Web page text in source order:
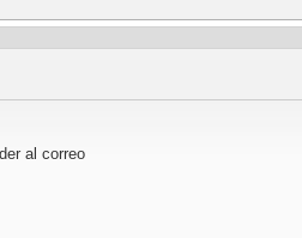
al correo